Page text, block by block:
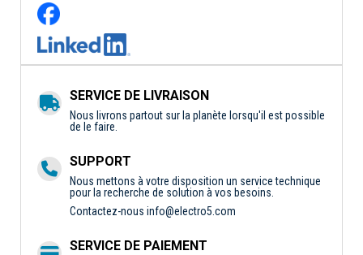
SERVICE DE LIVRAISON
Nous livrons partout sur la planète lorsqu'il est possible
de le faire.
SUPPORT
Nous mettons à votre disposition un service technique
pour la recherche de solution à vos besoins.
Contactez-nous info@electro5.com
SERVICE DE PAIEMENT